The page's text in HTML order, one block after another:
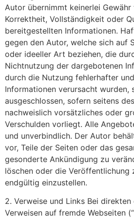
Autor übernimmt keinerlei
Korrektheit, Vollständigkeit oder
bereitgestellten Informationen.
gegen den Autor, welche sich auf
oder ideeller Art beziehen, die
Nichtnutzung der dargebotenen
durch die Nutzung fehlerhafter
Informationen verursacht wurden,
ausgeschlossen, sofern seitens
nachweislich vorsätzliches oder
Verschulden vorliegt. Alle
und unverbindlich. Der Autor
vor, Teile der Seiten oder das
gesonderte Ankündigung zu
löschen oder die Veröffentlichung
endgültig einzustellen.
2. Verweise und Links Bei
Verweisen auf fremde Webseiten